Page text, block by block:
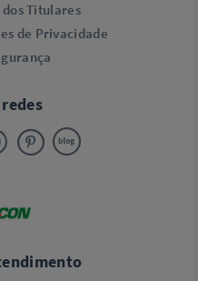
dos Titulares
de Privacidade